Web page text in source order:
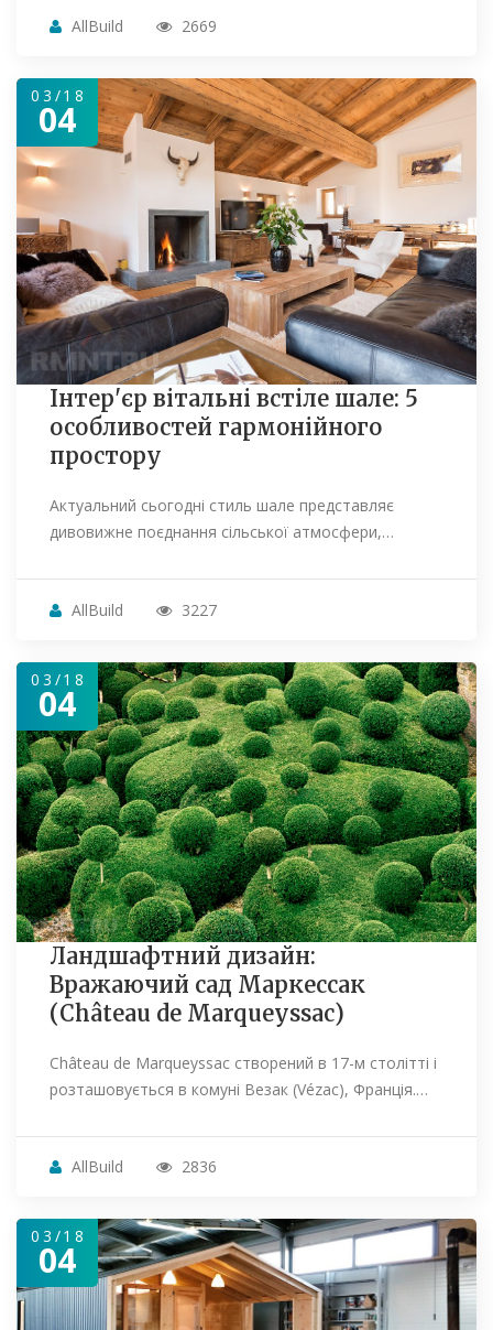
AllBuild 2669
03/18
04
Інтер'єр вітальні встіле шале: 5
особливостей гармонійного
простору
Актуальний сьогодні стиль шале представляє
дивовижне поєднання сільської атмосфери,…
AllBuild 3227
03/18
04
Ландшафтний дизайн:
Вражаючий сад Маркессак
(Château de Marqueyssac)
Château de Marqueyssac створений в 17-м столітті і
розташовується в комуні Везак (Vézac), Франція.…
AllBuild 2836
03/18
04